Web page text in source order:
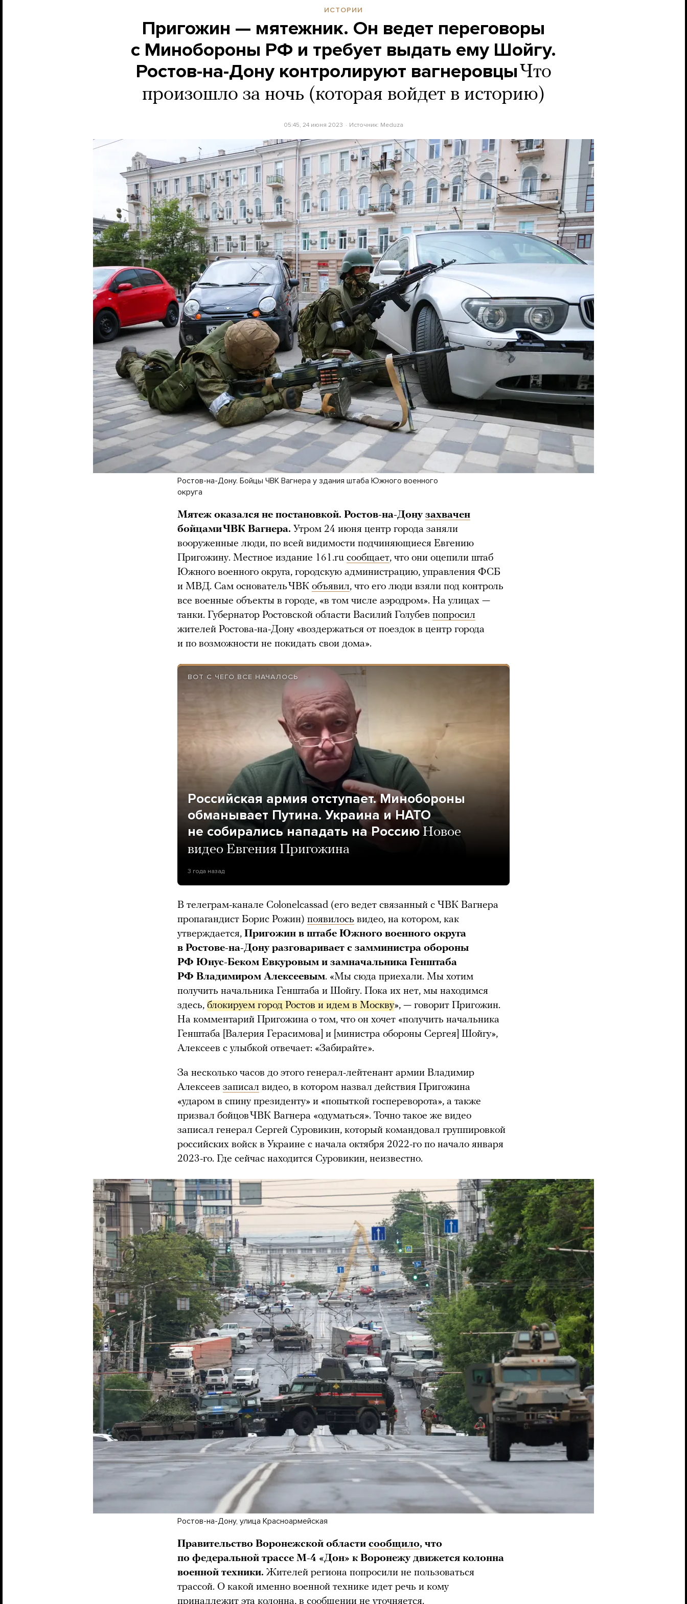
ИСТОРИИ
Пригожин — мятежник. Он ведет переговоры
с Минобороны РФ и требует выдать ему Шойгу.
Ростов-на-Дону контролируют вагнеровцы Что
произошло за ночь (которая войдет в историю)
05:45, 24 июня 2023 Источник: Meduza
Ростов-на-Дону. Бойцы ЧВК Вагнера у здания штаба Южного военного
округа
Мятеж оказался не постановкой. Ростов-на-Дону захвачен
бойцами ЧВК Вагнера. Утром 24 июня центр города заняли
вооруженные люди, по всей видимости подчиняющиеся Евгению
Пригожину. Местное издание 161.ru сообщает, что они оцепили штаб
Южного военного округа, городскую администрацию, управления ФСБ
и МВД. Сам основатель ЧВК объявил, что его люди взяли под контроль
все военные объекты в городе, «в том числе аэродром». На улицах —
танки. Губернатор Ростовской области Василий Голубев попросил
жителей Ростова-на-Дону «воздержаться от поездок в центр города
и по возможности не покидать свои дома».
ВОТ С ЧЕГО ВСЕ НАЧАЛОСЬ
Российская армия отступает. Минобороны
обманывает Путина. Украина и НАТО
не собирались нападать на Россию Новое
видео Евгения Пригожина
3 года назад
В телеграм-канале Colonelcassad (его ведет связанный с ЧВК Вагнера
пропагандист Борис Рожин) появилось видео, на котором, как
утверждается, Пригожин в штабе Южного военного округа
в Ростове-на-Дону разговаривает с замминистра обороны
РФ Юнус-Беком Евкуровым и замначальника Генштаба
РФ Владимиром Алексеевым. «Мы сюда приехали. Мы хотим
получить начальника Генштаба и Шойгу. Пока их нет, мы находимся
здесь, блокируем город Ростов и идем в Москву», — говорит Пригожин.
На комментарий Пригожина о том, что он хочет «получить начальника
Генштаба [Валерия Герасимова] и [министра обороны Сергея] Шойгу»,
Алексеев с улыбкой отвечает: «Забирайте».
За несколько часов до этого генерал-лейтенант армии Владимир
Алексеев записал видео, в котором назвал действия Пригожина
«ударом в спину президенту» и «попыткой госпереворота», а также
призвал бойцов ЧВК Вагнера «одуматься». Точно такое же видео
записал генерал Сергей Суровикин, который командовал группировкой
российских войск в Украине с начала октября 2022-го по начало января
2023-го. Где сейчас находится Суровикин, неизвестно.
Ростов-на-Дону, улица Красноармейская
Правительство Воронежской области сообщило, что
по федеральной трассе М-4 «Дон» к Воронежу движется колонна
военной техники. Жителей региона попросили не пользоваться
трассой. О какой именно военной технике идет речь и кому
принадлежит эта колонна, в сообщении не уточняется.